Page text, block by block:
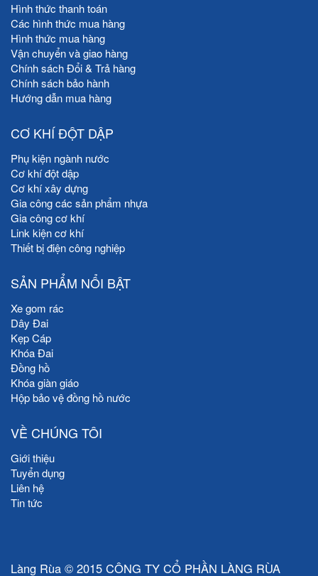
Hình thức thanh toán
Các hình thức mua hàng
Hình thức mua hàng
Vận chuyển và giao hàng
Chính sách Đổi & Trả hàng
Chính sách bảo hành
Hướng dẫn mua hàng
CƠ KHÍ ĐỘT DẬP
Phụ kiện ngành nước
Cơ khí đột dập
Cơ khí xây dựng
Gia công các sản phẩm nhựa
Gia công cơ khí
Link kiện cơ khí
Thiết bị điện công nghiệp
SẢN PHẨM NỔI BẬT
Xe gom rác
Dây Đai
Kẹp Cáp
Khóa Đai
Đồng hồ
Khóa giàn giáo
Hộp bảo vệ đồng hồ nước
VỀ CHÚNG TÔI
Giới thiệu
Tuyển dụng
Liên hệ
Tin tức
Làng Rùa © 2015 CÔNG TY CỔ PHẦN LÀNG RÙA